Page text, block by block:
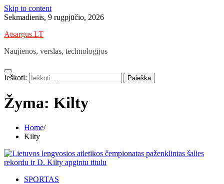
Skip to content
Sekmadienis, 9 rugpjūčio, 2026
Atsargus.LT
Naujienos, verslas, technologijos
Ieškoti:
Žyma: Kilty
Home
Kilty
SPORTAS